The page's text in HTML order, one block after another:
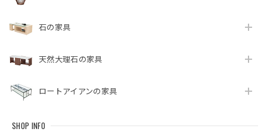
石の家具
天然大理石の家具
ロートアイアンの家具
SHOP INFO